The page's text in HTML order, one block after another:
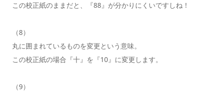
この校正紙のままだと、『88』が分かりにくいですしね！
（8）
丸に囲まれているものを変更という意味。
この校正紙の場合『十』を『10』に変更します。
（9）